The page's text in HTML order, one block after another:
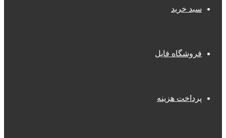
سبد خرید
فروشگاه فایل
پرداخت هزینه